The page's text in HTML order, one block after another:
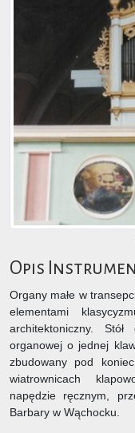
Opis
Organy małe w
elementami
architektoniczny.
organowej o jednej
zbudowany pod
wiatrownicach
napędzie ręcznym,
Barbary w Wąchocku.